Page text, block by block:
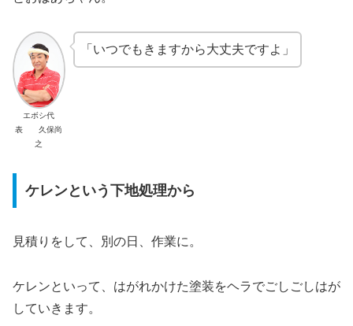
エボシ代
表 久保尚
之
「いつでもきますから大丈夫ですよ」
ケレンという下地処理から
見積りをして、別の日、作業に。
ケレンといって、はがれかけた塗装をヘラでごしごしはが
していきます。